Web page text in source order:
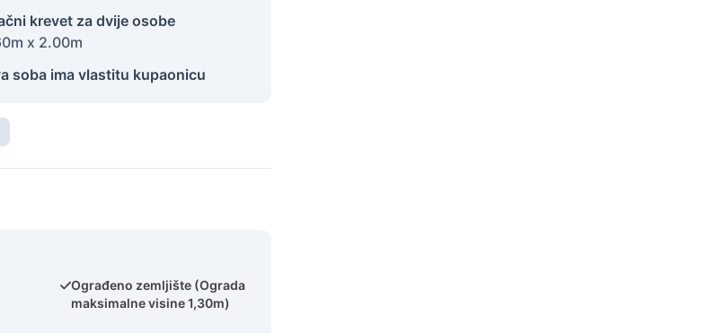
krevet za dvije osobe
x 2.00m
soba ima vlastitu kupaonicu
Ograđeno zemljište (Ograda
maksimalne visine 1,30m)